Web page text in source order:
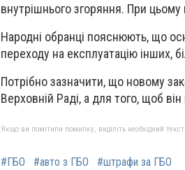
внутрішнього згоряння. При цьому
Народні обранці пояснюють, що
переходу на експлуатацію інших,
Потрібно зазначити, що новому
Верховній Раді, а для того, щоб
Якщо ви помітили помилку, виділіть необхідний
#ГБО #авто з ГБО #штрафи за ГБО